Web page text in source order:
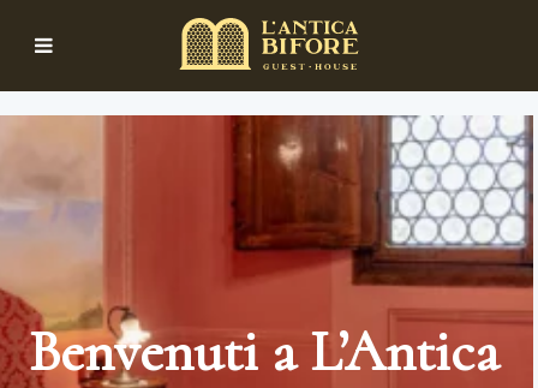
Benvenuti a L’Antica